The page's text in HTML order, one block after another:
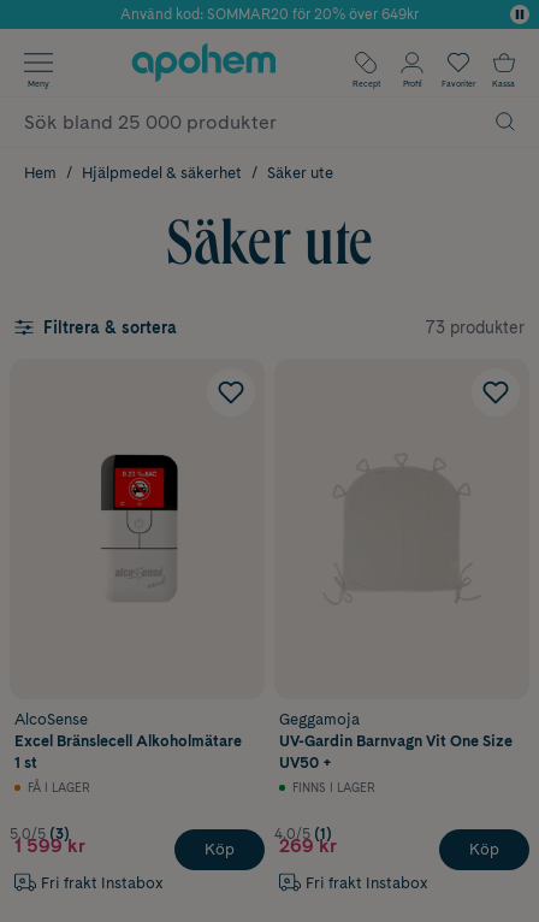
Årets Butik 2025 inom Skönhet
Använd kod: SOMMAR20 för 20% över 649kr
✓ Fri frakt
✓ Poäng på alla köp*
Meny Recept Profil Favoriter Kassa
Hem Hjälpmedel & säkerhet Säker ute
Säker ute
Filtrera & sortera 73 produkter
AlcoSense
Excel Bränslecell Alkoholmätare
1 st
FÅ I LAGER
5.0/5 (3)
1 599 kr
Fri frakt Instabox
Köp
Geggamoja
UV-Gardin Barnvagn Vit One Size
UV50 +
FINNS I LAGER
4.0/5 (1)
269 kr
Fri frakt Instabox
Köp